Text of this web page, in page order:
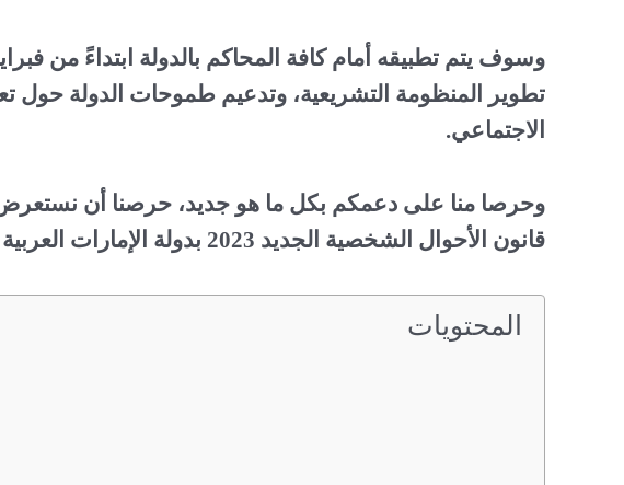
تطوير المنظومة التشريعية، وتدعيم طموحات الدولة حول
الاجتماعي.
وحرصا منا على دعمكم بكل ما هو جديد، حرصنا أن نستعرض
قانون الأحوال الشخصية الجديد 2023 بدولة الإمارات العربية المتحدة.
المحتويات